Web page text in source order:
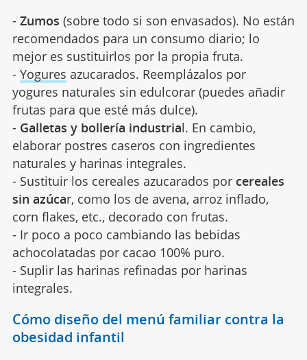
- Zumos (sobre todo si son envasados). No están
recomendados para un consumo diario; lo
mejor es sustituirlos por la propia fruta.
- Yogures azucarados. Reemplázalos por
yogures naturales sin edulcorar (puedes añadir
frutas para que esté más dulce).
- Galletas y bollería industrial. En cambio,
elaborar postres caseros con ingredientes
naturales y harinas integrales.
- Sustituir los cereales azucarados por cereales
sin azúcar, como los de avena, arroz inflado,
corn flakes, etc., decorado con frutas.
- Ir poco a poco cambiando las bebidas
achocolatadas por cacao 100% puro.
- Suplir las harinas refinadas por harinas
integrales.
Cómo diseño del menú familiar contra la
obesidad infantil